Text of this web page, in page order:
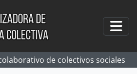
de colectivos sociales